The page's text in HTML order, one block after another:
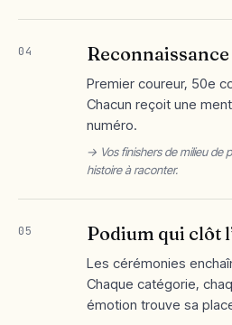
04
Premier coureur, 50e
Chacun reçoit une
numéro.
→ Vos finishers de milieu de
histoire à raconter.
05 Podium qui clôt
Les cérémonies
Chaque catégorie,
émotion trouve sa